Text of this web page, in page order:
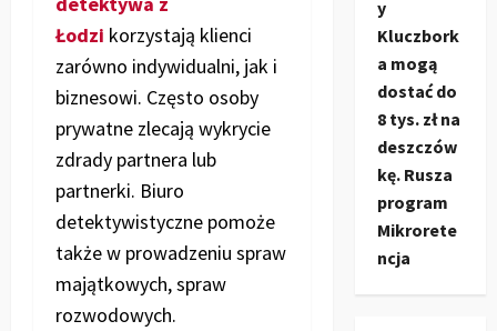
Łodzi korzystają klienci
zarówno indywidualni, jak i
biznesowi. Często osoby
prywatne zlecają wykrycie
zdrady partnera lub
partnerki. Biuro
detektywistyczne pomoże
także w prowadzeniu spraw
majątkowych, spraw
rozwodowych.
y
Kluczbork
a mogą
dostać do
8 tys. zł na
deszczów
kę. Rusza
program
Mikrorete
ncja